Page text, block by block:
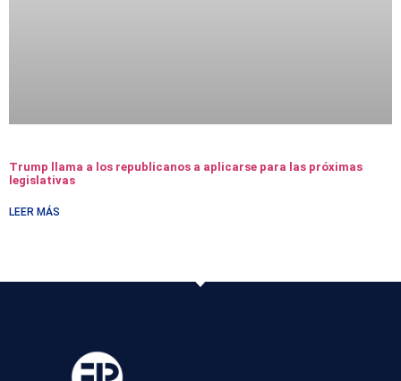
Trump llama a los republicanos a aplicarse para las próximas
legislativas
LEER MÁS